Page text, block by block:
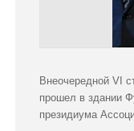
Внеочередной VI
прошел в здании
президиума